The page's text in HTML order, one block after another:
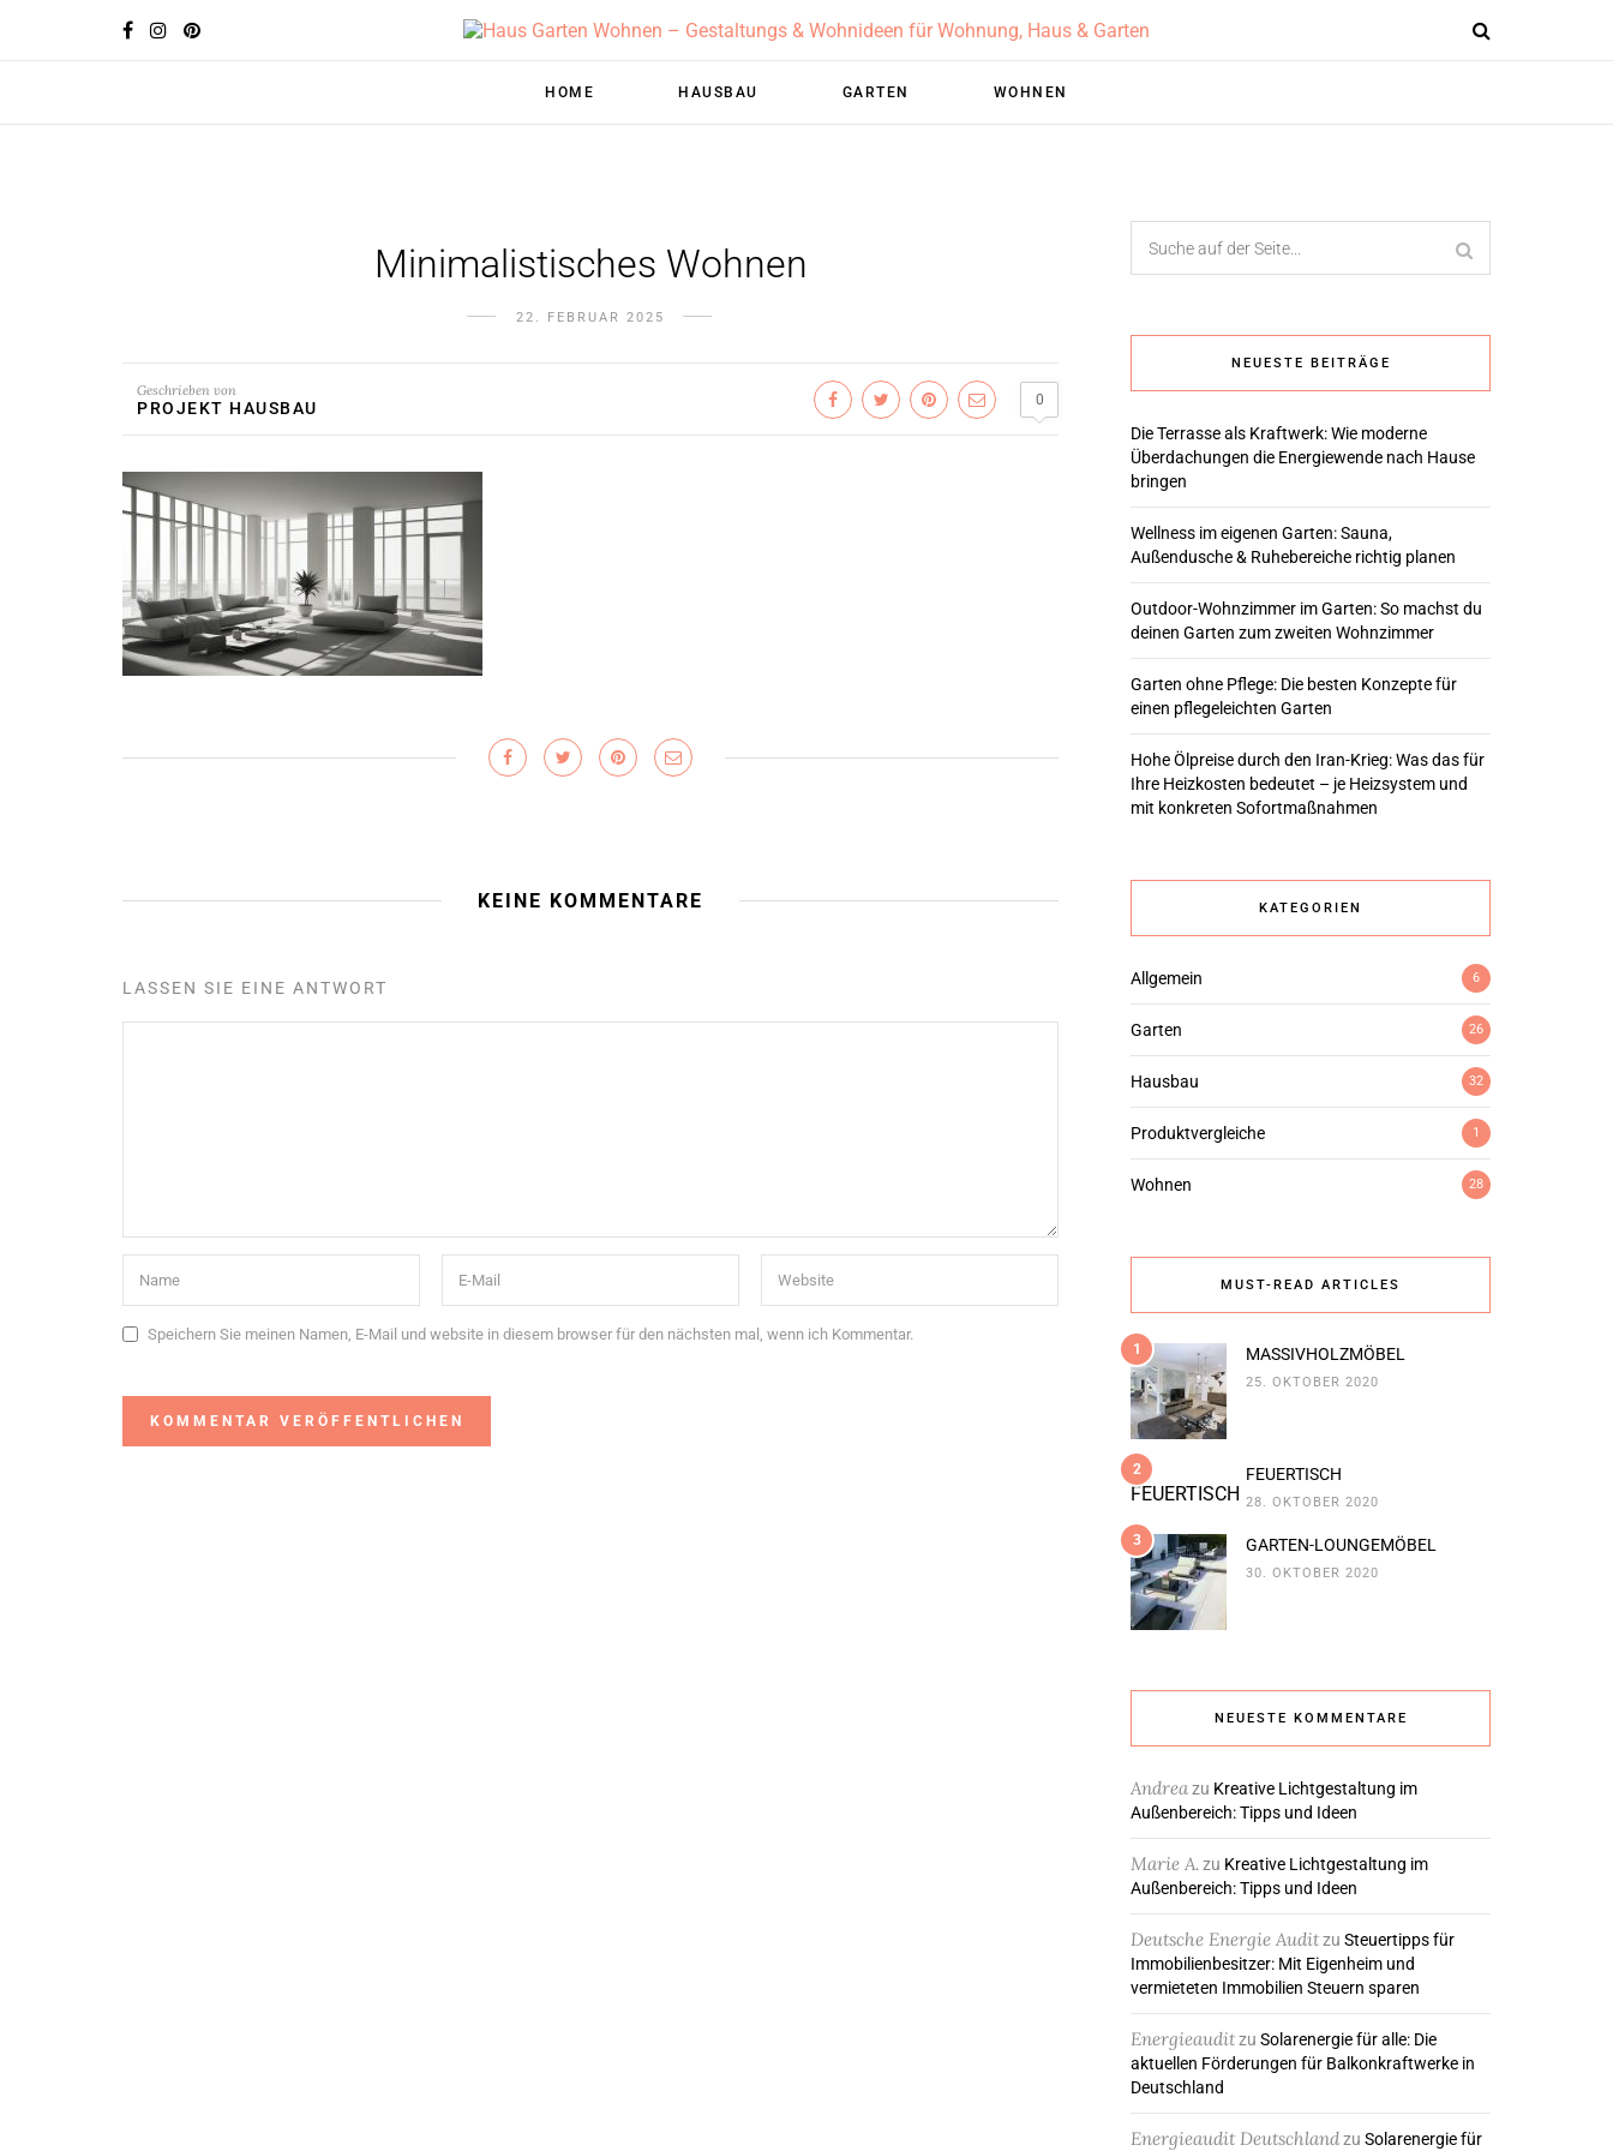
HOME HAUSBAU GARTEN WOHNEN
Minimalistisches Wohnen
22. FEBRUAR 2025
Geschrieben von
PROJEKT HAUSBAU 0
KEINE KOMMENTARE
LASSEN SIE EINE ANTWORT
Speichern Sie meinen Namen, E-Mail und website in diesem browser für den nächsten mal, wenn ich Kommentar.
NEUESTE BEITRÄGE
Die Terrasse als Kraftwerk: Wie moderne
Überdachungen die Energiewende nach Hause
bringen
Wellness im eigenen Garten: Sauna,
Außendusche & Ruhebereiche richtig planen
Outdoor-Wohnzimmer im Garten: So machst du
deinen Garten zum zweiten Wohnzimmer
Garten ohne Pflege: Die besten Konzepte für
einen pflegeleichten Garten
Hohe Ölpreise durch den Iran-Krieg: Was das für
Ihre Heizkosten bedeutet – je Heizsystem und
mit konkreten Sofortmaßnahmen
KATEGORIEN
Allgemein 6
Garten 26
Hausbau 32
Produktvergleiche 1
Wohnen 28
MUST-READ ARTICLES
1 MASSIVHOLZMÖBEL
25. OKTOBER 2020
2 FEUERTISCH
28. OKTOBER 2020
3 GARTEN-LOUNGEMÖBEL
30. OKTOBER 2020
NEUESTE KOMMENTARE
Andreazu Kreative Lichtgestaltung im
Außenbereich: Tipps und Ideen
Marie A.zu Kreative Lichtgestaltung im
Außenbereich: Tipps und Ideen
Deutsche Energie Auditzu Steuertipps für
Immobilienbesitzer: Mit Eigenheim und
vermieteten Immobilien Steuern sparen
Energieauditzu Solarenergie für alle: Die
aktuellen Förderungen für Balkonkraftwerke in
Deutschland
Energieaudit Deutschlandzu Solarenergie für